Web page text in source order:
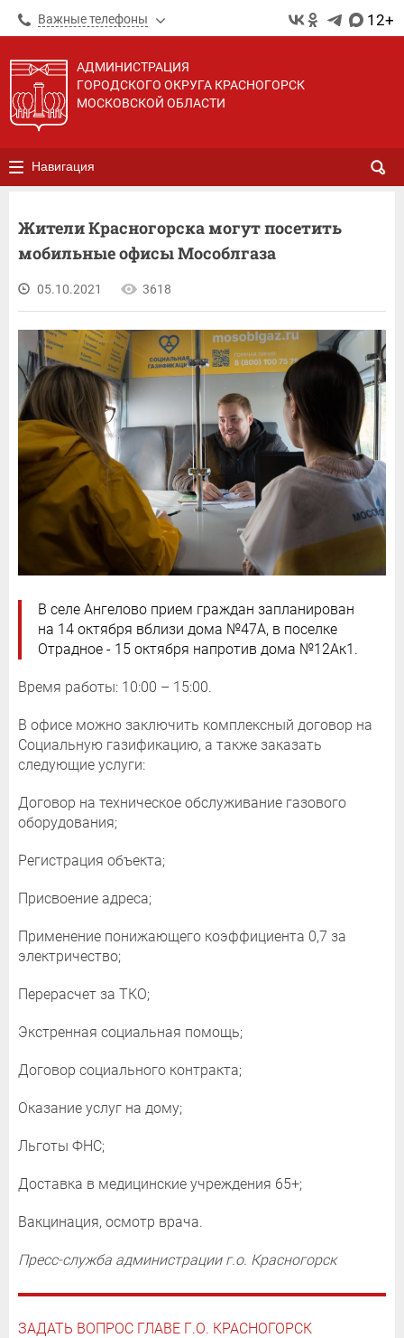
Важные телефоны 12+
АДМИНИСТРАЦИЯ
ГОРОДСКОГО ОКРУГА КРАСНОГОРСК
МОСКОВСКОЙ ОБЛАСТИ
Навигация
Жители Красногорска могут посетить
мобильные офисы Мособлгаза
05.10.2021 3618
В селе Ангелово прием граждан запланирован
на 14 октября вблизи дома №47А, в поселке
Отрадное - 15 октября напротив дома №12Ак1.
Время работы: 10:00 – 15:00.
В офисе можно заключить комплексный договор на
Социальную газификацию, а также заказать
следующие услуги:
Договор на техническое обслуживание газового
оборудования;
Регистрация объекта;
Присвоение адреса;
Применение понижающего коэффициента 0,7 за
электричество;
Перерасчет за ТКО;
Экстренная социальная помощь;
Договор социального контракта;
Оказание услуг на дому;
Льготы ФНС;
Доставка в медицинские учреждения 65+;
Вакцинация, осмотр врача.
Пресс-служба администрации г.о. Красногорск
ЗАДАТЬ ВОПРОС ГЛАВЕ Г.О. КРАСНОГОРСК